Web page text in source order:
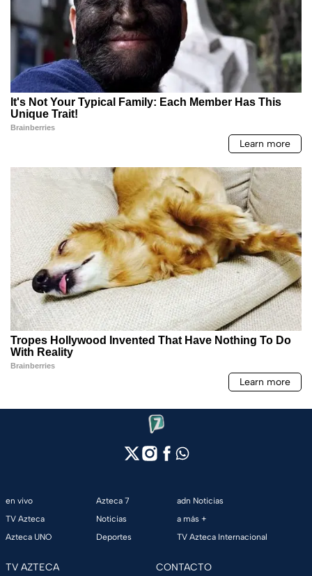
en vivo
TV Azteca
Azteca UNO
Azteca 7
Noticias
Deportes
adn Noticias
a más +
TV Azteca Internacional
TV AZTECA CONTACTO